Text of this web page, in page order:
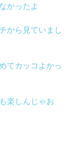
かったよ
から見ていまし
てカッコよかっ
楽しんじゃお